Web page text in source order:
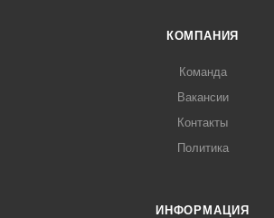
КОМПАНИЯ
Команда
Вакансии
Контакты
Политика
ИНФОРМАЦИЯ